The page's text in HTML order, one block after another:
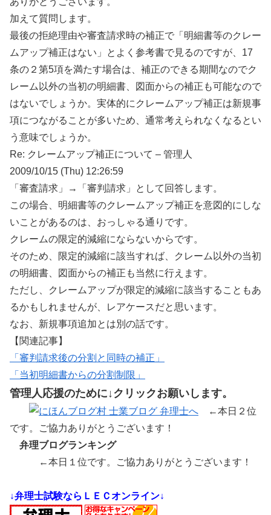
加えて質問します。
最後の拒絶理由や審査請求時の補正で「明細書等のクレー
ムアップ補正はない」とよく参考書で見るのですが、17
条の２第5項を満たす場合は、補正のできる期間なのでク
レーム以外の当初の明細書、図面からの補正も可能なので
はないでしょうか。実体的にクレームアップ補正は新規事
項につながることが多いため、通常考えられなくなるとい
う意味でしょうか。
Re: クレームアップ補正について – 管理人
2009/10/15 (Thu) 12:26:59
「審査請求」→「審判請求」として回答します。
この場合、明細書等のクレームアップ補正を意図的にしな
いことがあるのは、おっしゃる通りです。
クレームの限定的減縮にならないからです。
そのため、限定的減縮に該当すれば、クレーム以外の当初
の明細書、図面からの補正も当然に行えます。
ただし、クレームアップが限定的減縮に該当することもあ
るかもしれませんが、レアケースだと思います。
なお、新規事項追加とは別の話です。
【関連記事】
「 審判請求後の分割と同時の補正 」
「 当初明細書からの分割制限 」
管理人応援のために↓クリックお願いします。
←本日２位
です。ご協力ありがとうございます！
弁理ブログランキング
←本日１位です。ご協力ありがとうございます！
↓弁理士試験ならＬＥＣオンライン↓